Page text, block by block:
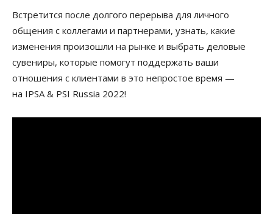
Встретится после долгого перерыва для личного
общения с коллегами и партнерами, узнать, какие
изменения произошли на рынке и выбрать деловые
сувениры, которые помогут поддержать ваши
отношения с клиентами в это непростое время —
на IPSA & PSI Russia 2022!